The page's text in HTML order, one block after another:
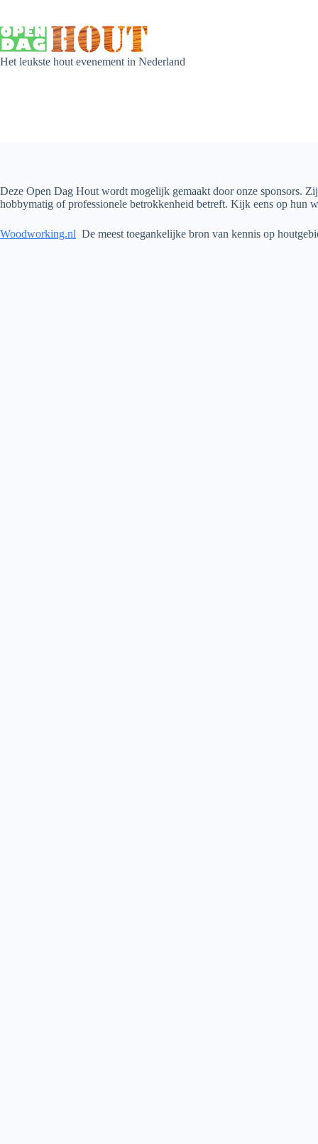
Het leukste hout evenement in Nederland
Deze Open Dag Hout wordt mogelijk gemaakt door onze sponsors.
hobbymatig of professionele betrokkenheid betreft. Kijk eens op hun
Woodworking.nl De meest toegankelijke bron van kennis op